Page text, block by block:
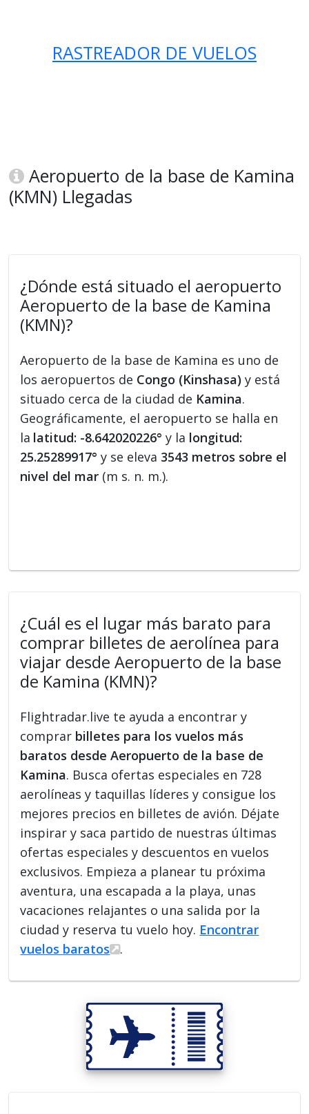
RASTREADOR DE VUELOS
Aeropuerto de la base de Kamina
(KMN) Llegadas
¿Dónde está situado el aeropuerto
Aeropuerto de la base de Kamina
(KMN)?
Aeropuerto de la base de Kamina es uno de
los aeropuertos de Congo (Kinshasa) y está
situado cerca de la ciudad de Kamina.
Geográficamente, el aeropuerto se halla en
la latitud: -8.642020226° y la longitud:
25.25289917° y se eleva 3543 metros sobre el
nivel del mar (m s. n. m.).
¿Cuál es el lugar más barato para
comprar billetes de aerolínea para
viajar desde Aeropuerto de la base
de Kamina (KMN)?
Flightradar.live te ayuda a encontrar y
comprar billetes para los vuelos más
baratos desde Aeropuerto de la base de
Kamina. Busca ofertas especiales en 728
aerolíneas y taquillas líderes y consigue los
mejores precios en billetes de avión. Déjate
inspirar y saca partido de nuestras últimas
ofertas especiales y descuentos en vuelos
exclusivos. Empieza a planear tu próxima
aventura, una escapada a la playa, unas
vacaciones relajantes o una salida por la
ciudad y reserva tu vuelo hoy. Encontrar
vuelos baratos
.